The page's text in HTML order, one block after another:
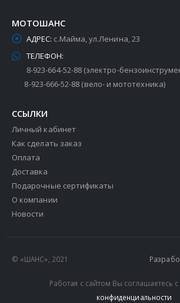
МОТОШАНС
АДРЕС: с.Майма, ул.Ленина, 23
ТЕЛЕФОН:
8-923-664-52-88 (электро-
8-923-666-52-88 (вело- и мототехника)
ССЫЛКИ
Личный кабинет
Как сделать заказ
Оплата
Доставка
Подарочные сертификаты
О компании
Новости
© «ШАНС», 2021
Работая с сайтом Вы соглашаетесь с
конфиденциальности